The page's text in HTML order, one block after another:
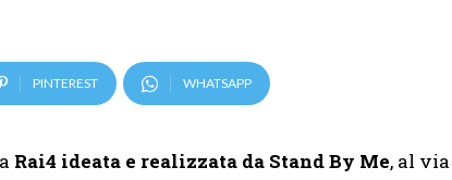
PINTEREST WHATSAPP
Rai4 ideata e realizzata da Stand By Me, al via